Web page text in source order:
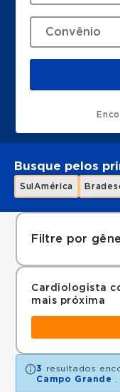
Busque pelos
SulAmérica
Filtre por
Cardiologista
mais próxima
3 resultados
Campo Grande